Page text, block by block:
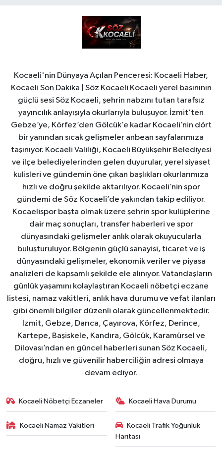
Kocaeli'nin Dünyaya Açılan Penceresi: Kocaeli Haber,
Kocaeli Son Dakika | Söz Kocaeli Kocaeli yerel basınının
güçlü sesi Söz Kocaeli, şehrin nabzını tutan tarafsız
yayıncılık anlayışıyla okurlarıyla buluşuyor. İzmit’ten
Gebze’ye, Körfez’den Gölcük’e kadar Kocaeli’nin dört
bir yanından sıcak gelişmeler anbean sayfalarımıza
taşınıyor. Kocaeli Valiliği, Kocaeli Büyükşehir Belediyesi
ve ilçe belediyelerinden gelen duyurular, yerel siyaset
kulisleri ve gündemin öne çıkan başlıkları okurlarımıza
hızlı ve doğru şekilde aktarılıyor. Kocaeli’nin spor
gündemi de Söz Kocaeli’de yakından takip ediliyor.
Kocaelispor başta olmak üzere şehrin spor kulüplerine
dair maç sonuçları, transfer haberleri ve spor
dünyasındaki gelişmeler anlık olarak okuyucularla
buluşturuluyor. Bölgenin güçlü sanayisi, ticaret ve iş
dünyasındaki gelişmeler, ekonomik veriler ve piyasa
analizleri de kapsamlı şekilde ele alınıyor. Vatandaşların
günlük yaşamını kolaylaştıran Kocaeli nöbetçi eczane
listesi, namaz vakitleri, anlık hava durumu ve vefat ilanları
gibi önemli bilgiler düzenli olarak güncellenmektedir.
İzmit, Gebze, Darıca, Çayırova, Körfez, Derince,
Kartepe, Başiskele, Kandıra, Gölcük, Karamürsel ve
Dilovası’ndan en güncel haberleri sunan Söz Kocaeli,
doğru, hızlı ve güvenilir haberciliğin adresi olmaya
devam ediyor.
Kocaeli Nöbetçi Eczaneler Kocaeli Hava Durumu
Kocaeli Namaz Vakitleri
Kocaeli Trafik Yoğunluk
Haritası